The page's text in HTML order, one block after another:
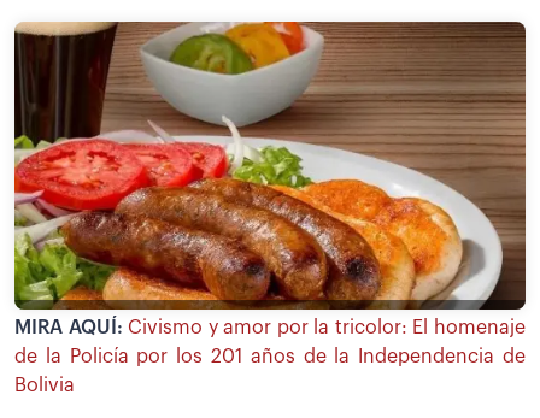
MIRA AQUÍ: Civismo y amor por la tricolor: El homenaje
de la Policía por los 201 años de la Independencia de
Bolivia